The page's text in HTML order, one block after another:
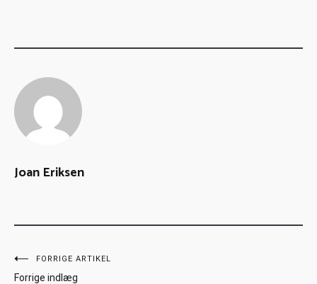
Joan Eriksen
FORRIGE ARTIKEL
Forrige indlæg